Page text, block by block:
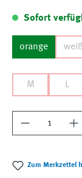
Sofort
orange weiß
M L
Produkt
Zum Merkzettel